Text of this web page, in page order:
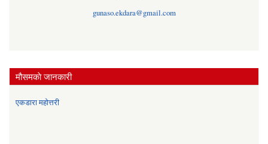
gunaso.ekdara@gmail.com
मौसमकाे जानकारी
एकडारा महोत्तरी